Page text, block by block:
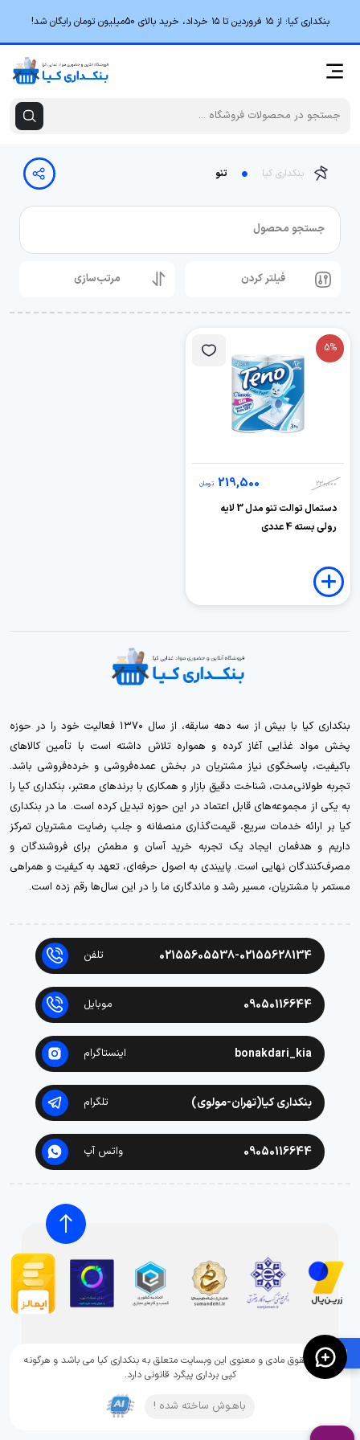
🛍️
بنکداری کیا؛ از ۱۵ فروردین تا ۱۵ خرداد، خرید بالای 50میلیون تومان رایگان شد!
بنکداری کیا تنو
جستجو محصول
فیلتر کردن مرتب‌سازی
5%
230,000
219,500 تومان
دستمال توالت تنو مدل 3 لایه
رولی بسته 4 عددی
بنکداری کیا با بیش از سه دهه سابقه، از سال ۱۳۷۰ فعالیت خود را در حوزه
پخش مواد غذایی آغاز کرده و همواره تلاش داشته است با تأمین کالاهای
باکیفیت، پاسخگوی نیاز مشتریان در بخش عمده‌فروشی و خرده‌فروشی باشد.
تجربه طولانی‌مدت، شناخت دقیق بازار و همکاری با برندهای معتبر، بنکداری کیا را
به یکی از مجموعه‌های قابل اعتماد در این حوزه تبدیل کرده است. ما در بنکداری
کیا بر ارائه خدمات سریع، قیمت‌گذاری منصفانه و جلب رضایت مشتریان تمرکز
داریم و هدفمان ایجاد یک تجربه خرید آسان و مطمئن برای فروشندگان و
مصرف‌کنندگان نهایی است. پایبندی به اصول حرفه‌ای، تعهد به کیفیت و همراهی
مستمر با مشتریان، مسیر رشد و ماندگاری ما را در این سال‌ها رقم زده است.
02155605538-02155628134 تلفن
09050116644 موبایل
bonakdari_kia اینستاگرام
بنکداری کیا(تهران-مولوی) تلگرام
09050116644 واتس آپ
تمامی حقوق مادی و معنوی این وبسایت متعلق به بنکداری کیا می باشد و هرگونه
کپی برداری پیگرد قانونی دارد.
باهـوش ساخته شده !